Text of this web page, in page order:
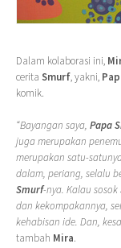
Dalam kolaborasi ini,
cerita Smurf, yakni,
komik.
“Bayangan saya, Papa
juga merupakan
merupakan satu-
dalam, periang, selalu
Smurf-nya. Kalau sosok
dan kekompakannya,
kehabisan ide. Dan,
tambah Mira.